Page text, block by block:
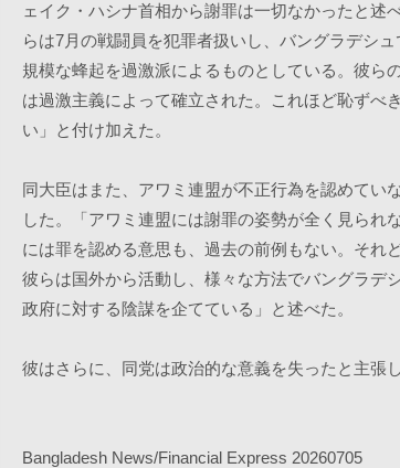
ェイク・ハシナ首相から謝罪は一切なかったと述
らは7月の戦闘員を犯罪者扱いし、バングラデシュ
規模な蜂起を過激派によるものとしている。彼ら
は過激主義によって確立された。これほど恥ずべ
い」と付け加えた。
同大臣はまた、アワミ連盟が不正行為を認めてい
した。「アワミ連盟には謝罪の姿勢が全く見られ
には罪を認める意思も、過去の前例もない。それど
彼らは国外から活動し、様々な方法でバングラデ
政府に対する陰謀を企てている」と述べた。
彼はさらに、同党は政治的な意義を失ったと主張し
Bangladesh News/Financial Express 20260705